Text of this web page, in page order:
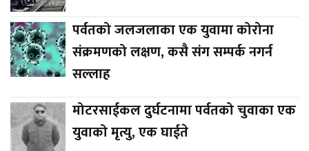
पर्वतको जलजलाका एक युवामा कोरोना
संक्रमणको लक्षण, कसै संग सम्पर्क नगर्न
सल्लाह
मोटरसाईकल दुर्घटनामा पर्वतको चुवाका एक
युवाको मृत्यु, एक घाईते